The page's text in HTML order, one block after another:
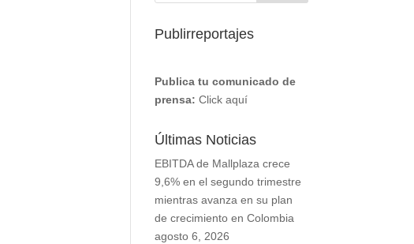
Publirreportajes
Publica tu comunicado de
prensa: Click aquí
Últimas Noticias
EBITDA de Mallplaza crece
9,6% en el segundo trimestre
mientras avanza en su plan
de crecimiento en Colombia
agosto 6, 2026